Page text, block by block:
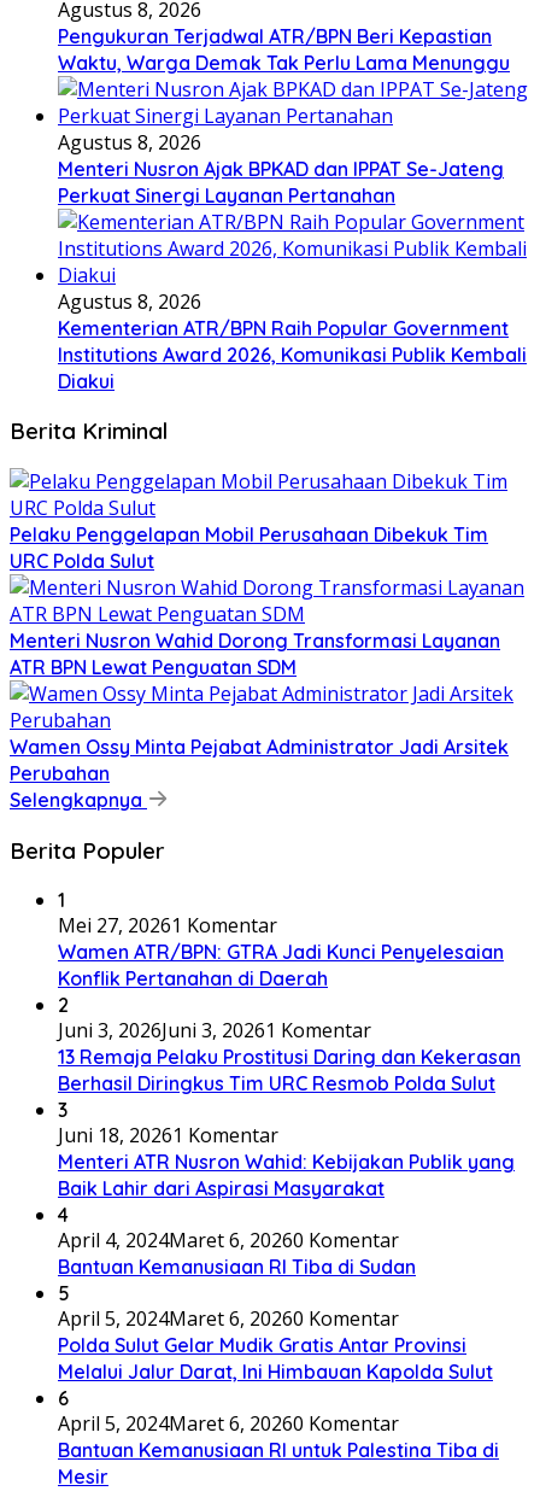
Agustus 8, 2026
Pengukuran Terjadwal ATR/BPN Beri Kepastian
Waktu, Warga Demak Tak Perlu Lama Menunggu
Agustus 8, 2026
Menteri Nusron Ajak BPKAD dan IPPAT Se-Jateng
Perkuat Sinergi Layanan Pertanahan
Agustus 8, 2026
Kementerian ATR/BPN Raih Popular Government
Institutions Award 2026, Komunikasi Publik Kembali
Diakui
Berita Kriminal
​Pelaku Penggelapan Mobil Perusahaan Dibekuk Tim
URC Polda Sulut
​Menteri Nusron Wahid Dorong Transformasi Layanan
ATR BPN Lewat Penguatan SDM
Wamen Ossy Minta Pejabat Administrator Jadi Arsitek
Perubahan
Selengkapnya
Berita Populer
1
Mei 27, 20261 Komentar
Wamen ATR/BPN: GTRA Jadi Kunci Penyelesaian
Konflik Pertanahan di Daerah
2
Juni 3, 2026Juni 3, 20261 Komentar
13 Remaja Pelaku Prostitusi Daring dan Kekerasan
Berhasil Diringkus Tim URC Resmob Polda Sulut
3
Juni 18, 20261 Komentar
Menteri ATR Nusron Wahid: Kebijakan Publik yang
Baik Lahir dari Aspirasi Masyarakat
4
April 4, 2024Maret 6, 20260 Komentar
Bantuan Kemanusiaan RI Tiba di Sudan
5
April 5, 2024Maret 6, 20260 Komentar
Polda Sulut Gelar Mudik Gratis Antar Provinsi
Melalui Jalur Darat, Ini Himbauan Kapolda Sulut
6
April 5, 2024Maret 6, 20260 Komentar
Bantuan Kemanusiaan RI untuk Palestina Tiba di
Mesir